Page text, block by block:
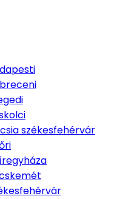
székesfehérvár